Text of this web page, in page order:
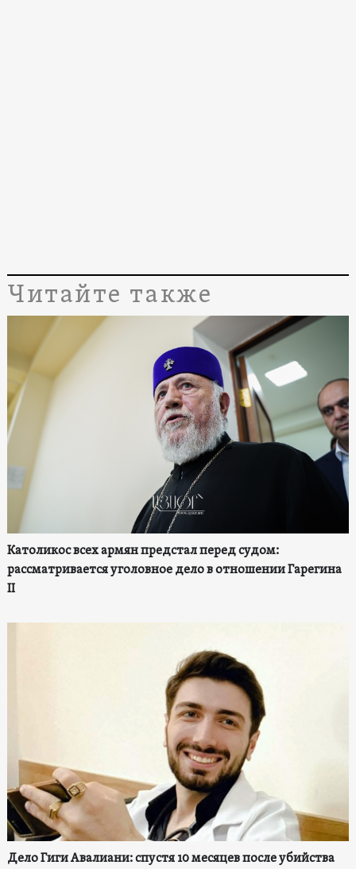
Читайте также
Католикос всех армян предстал перед судом:
рассматривается уголовное дело в отношении Гарегина
II
Дело Гиги Авалиани: спустя 10 месяцев после убийства